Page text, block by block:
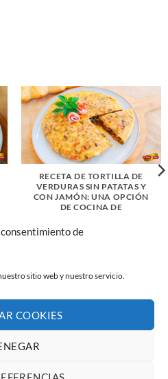
de
sitio web y nuestro servicio.
COOKIES
RECETA DE TORTILLA DE
VERDURAS SIN PATATAS Y
CON JAMÓN: UNA OPCIÓN
DE COCINA DE
DE PRIVACIDAD
(Toledo)